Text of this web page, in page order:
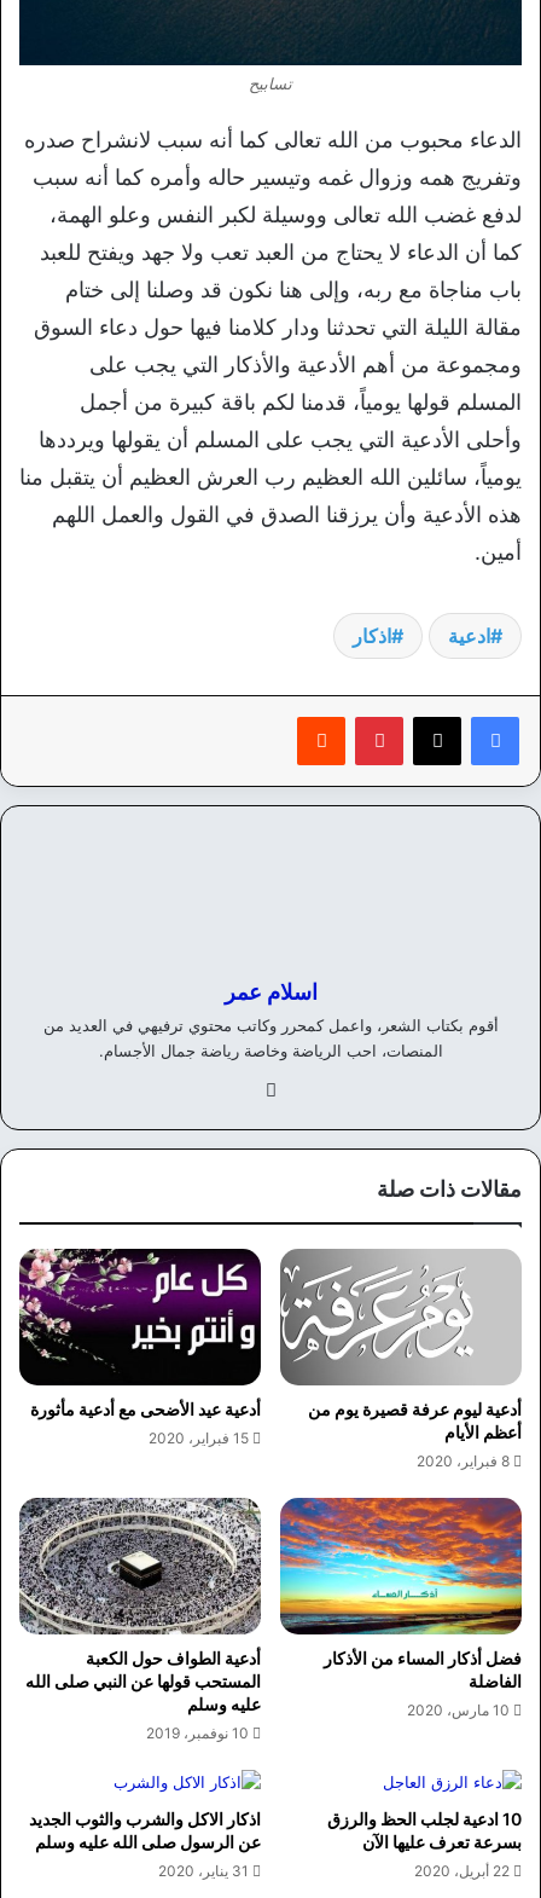
تسابيح
الدعاء محبوب من الله تعالى كما أنه سبب لانشراح صدره
وتفريج همه وزوال غمه وتيسير حاله وأمره كما أنه سبب
لدفع غضب الله تعالى ووسيلة لكبر النفس وعلو الهمة،
كما أن الدعاء لا يحتاج من العبد تعب ولا جهد ويفتح للعبد
باب مناجاة مع ربه، وإلى هنا نكون قد وصلنا إلى ختام
مقالة الليلة التي تحدثنا ودار كلامنا فيها حول دعاء السوق
ومجموعة من أهم الأدعية والأذكار التي يجب على
المسلم قولها يومياً، قدمنا لكم باقة كبيرة من أجمل
وأحلى الأدعية التي يجب على المسلم أن يقولها ويرددها
يومياً، سائلين الله العظيم رب العرش العظيم أن يتقبل منا
هذه الأدعية وأن يرزقنا الصدق في القول والعمل اللهم
أمين.
ادعية اذكار
بينتيريست
اسلام عمر
أقوم بكتاب الشعر، واعمل كمحرر وكاتب محتوي ترفيهي في العديد من
المنصات، احب الرياضة وخاصة رياضة جمال الأجسام.
وك
مقالات ذات صلة
أدعية ليوم عرفة قصيرة يوم من
أعظم الأيام
8 فبراير، 2020
أدعية عيد الأضحى مع أدعية مأثورة
15 فبراير، 2020
فضل أذكار المساء من الأذكار
الفاضلة
10 مارس، 2020
أدعية الطواف حول الكعبة
المستحب قولها عن النبي صلى الله
عليه وسلم
10 نوفمبر، 2019
10 ادعية لجلب الحظ والرزق
بسرعة تعرف عليها الآن
22 أبريل، 2020
اذكار الاكل والشرب والثوب الجديد
عن الرسول صلى الله عليه وسلم
31 يناير، 2020